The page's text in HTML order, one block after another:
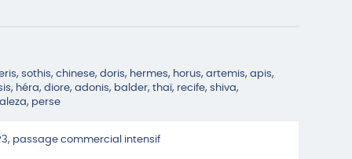
sothis, chinese, doris, hermes, horus, artemis, apis,
héra, diore, adonis, balder, thaï, recife, shiva,
perse
passage commercial intensif